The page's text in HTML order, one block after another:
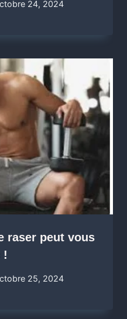
24, 2024
raser peut vous
!
25, 2024